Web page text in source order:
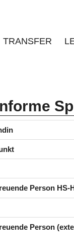
TRANSFER
Person HS-
Person